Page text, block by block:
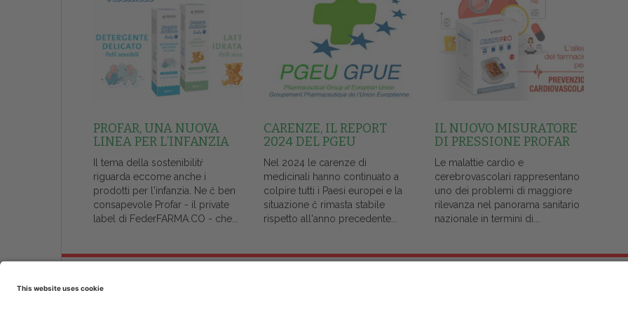
PROFAR, UNA NUOVA
LINEA PER L’INFANZIA
Il tema della sostenibilitŕ
riguarda eccome anche i
prodotti per l'infanzia. Ne č ben
consapevole Profar - il private
label di FederFARMA.CO - che...
CARENZE, IL REPORT
2024 DEL PGEU
Nel 2024 le carenze di
medicinali hanno continuato a
colpire tutti i Paesi europei e la
situazione č rimasta stabile
rispetto all'anno precedente...
IL NUOVO MISURATORE
DI PRESSIONE PROFAR
Le malattie cardio e
cerebrovascolari rappresentano
uno dei problemi di maggiore
rilevanza nel panorama sanitario
nazionale in termini di...